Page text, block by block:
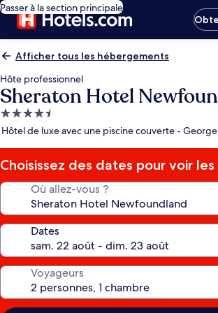
Passer à la section principale
Afficher tous les hébergements
Hôte professionnel
Sheraton Hotel
Hébergement
4.5 étoiles
Hôtel de luxe avec une piscine couverte -
Choisissez des dates pour voir les
Où allez-vous ?
Dates
Voyageurs